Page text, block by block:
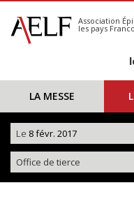
S'abonner
Calendrier
Association
les pays
LA MESSE
Le 8 févr. 2017
Office de tierce